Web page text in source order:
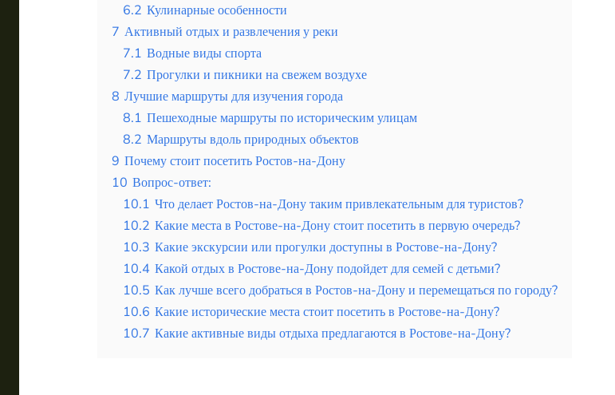
6.2 Кулинарные особенности
7 Активный отдых и развлечения у реки
7.1 Водные виды спорта
7.2 Прогулки и пикники на свежем воздухе
8 Лучшие маршруты для изучения города
8.1 Пешеходные маршруты по историческим улицам
8.2 Маршруты вдоль природных объектов
9 Почему стоит посетить Ростов-на-Дону
10 Вопрос-ответ:
10.1 Что делает Ростов-на-Дону таким привлекательным для туристов?
10.2 Какие места в Ростове-на-Дону стоит посетить в первую очередь?
10.3 Какие экскурсии или прогулки доступны в Ростове-на-Дону?
10.4 Какой отдых в Ростове-на-Дону подойдет для семей с детьми?
10.5 Как лучше всего добраться в Ростов-на-Дону и перемещаться по городу?
10.6 Какие исторические места стоит посетить в Ростове-на-Дону?
10.7 Какие активные виды отдыха предлагаются в Ростове-на-Дону?